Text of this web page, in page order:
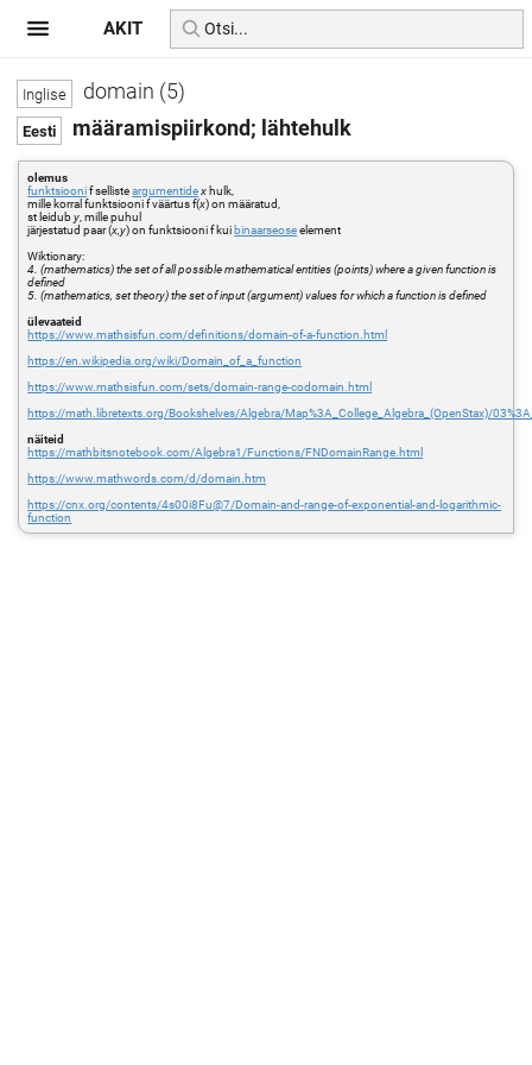
domain (5)
määramispiirkond; lähtehulk
olemus
funktsioonif sellisteargumentidex hulk,
mille korral funktsiooni f väärtus f(x) on määratud,
st leiduby , mille puhul
järjestatud paar (x,y) on funktsiooni f kui binaarseoseelement
Wiktionary:
4. (mathematics) the set of all possible mathematical entities (points) where a given function is
defined
5. (mathematics, set theory) the set of input (argument) values for which a function is defined
ülevaateid
https://www.mathsisfun.com/definitions/domain-of-a-function.html
https://en.wikipedia.org/wiki/Domain_of_a_function
https://www.mathsisfun.com/sets/domain-range-codomain.html
https://math.libretexts.org/Bookshelves/Algebra/Map%3A_College_Algebra_(OpenStax)/
näiteid
https://mathbitsnotebook.com/Algebra1/Functions/FNDomainRange.html
https://www.mathwords.com/d/domain.htm
https://cnx.org/contents/4s00i8Fu@7/Domain-and-range-of-exponential-and-logarithmic-
function
AKIT